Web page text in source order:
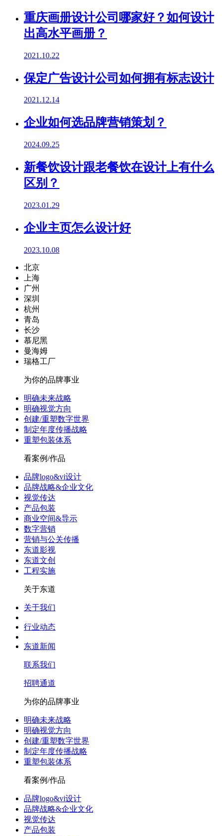
重庆画册设计公司哪家好？如何设计
出高水平画册？
2021.10.22
保定广告设计公司如何拥有标志设计
2021.12.14
企业如何选品牌营销策划？
2024.09.25
新餐饮设计跟老餐饮在设计上有什么
区别？
2023.01.29
企业主页怎么设计好
2023.10.08
北京
上海
广州
深圳
杭州
青岛
长沙
慕尼黑
曼海姆
瑞格工厂
为你的品牌事业
明确未来战略
明确视觉方向
创建/重塑数字世界
制定年度传播战略
重塑包装体系
看案例/作品
品牌logo&vi设计
品牌战略&企业文化
视觉传达
产品包装
商业空间&导示
数字营销
营销与公关传播
东道影视
东道文创
工程实施
关于东道
关于我们
行业动态
东道新闻
联系我们
招聘通道
为你的品牌事业
明确未来战略
明确视觉方向
创建/重塑数字世界
制定年度传播战略
重塑包装体系
看案例/作品
品牌logo&vi设计
品牌战略&企业文化
视觉传达
产品包装